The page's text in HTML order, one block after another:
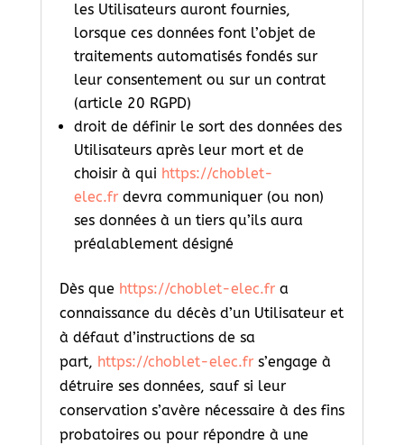
les Utilisateurs auront fournies,
lorsque ces données font l’objet de
traitements automatisés fondés sur
leur consentement ou sur un contrat
(article 20 RGPD)
droit de définir le sort des données des
Utilisateurs après leur mort et de
choisir à qui https://choblet-
elec.fr devra communiquer (ou non)
ses données à un tiers qu’ils aura
préalablement désigné
Dès que https://choblet-elec.fr a
connaissance du décès d’un Utilisateur et
à défaut d’instructions de sa
part, https://choblet-elec.fr s’engage à
détruire ses données, sauf si leur
conservation s’avère nécessaire à des fins
probatoires ou pour répondre à une